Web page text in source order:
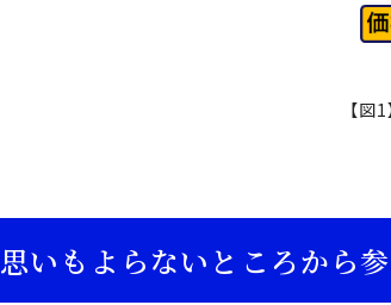
【図
思いもよらないところから